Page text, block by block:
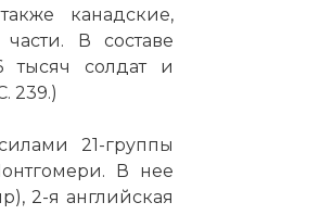
канадские,
В составе
солдат и
239.)
21-группы
В нее
2-я английская